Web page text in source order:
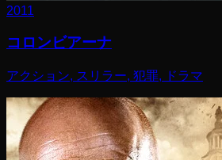
2011
コロンビアーナ
アクション, スリラー, 犯罪, ドラマ